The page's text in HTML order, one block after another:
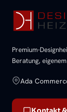
Premium-
Beratung,
Ada